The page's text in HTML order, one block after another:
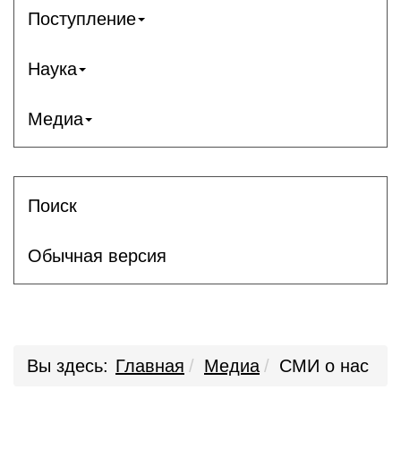
Поступление
Наука
Медиа
Поиск
Обычная версия
Вы здесь: Главная Медиа СМИ о нас